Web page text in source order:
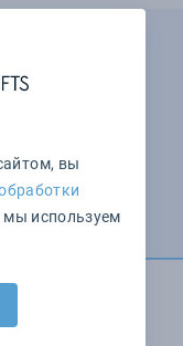
вы
мы используем